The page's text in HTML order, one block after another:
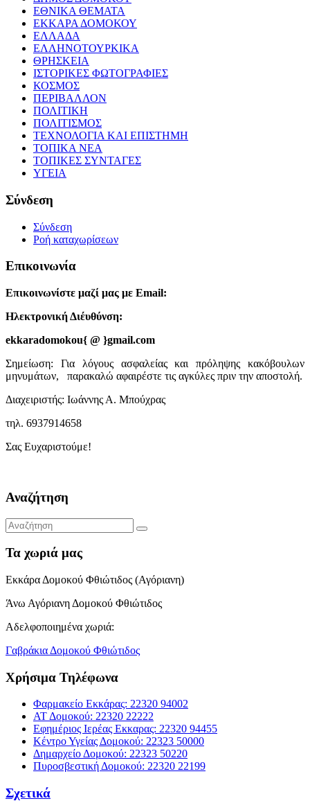
ΕΘΝΙΚΑ ΘΕΜΑΤΑ
ΕΚΚΑΡΑ ΔΟΜΟΚΟΥ
ΕΛΛΑΔΑ
ΕΛΛΗΝΟΤΟΥΡΚΙΚΑ
ΘΡΗΣΚΕΙΑ
ΙΣΤΟΡΙΚΕΣ ΦΩΤΟΓΡΑΦΙΕΣ
ΚΟΣΜΟΣ
ΠΕΡΙΒΑΛΛΟΝ
ΠΟΛΙΤΙΚΗ
ΠΟΛΙΤΙΣΜΟΣ
ΤΕΧΝΟΛΟΓΙΑ ΚΑΙ ΕΠΙΣΤΗΜΗ
ΤΟΠΙΚΑ ΝΕΑ
ΤΟΠΙΚΕΣ ΣΥΝΤΑΓΕΣ
ΥΓΕΙΑ
Σύνδεση
Σύνδεση
Ροή καταχωρίσεων
Επικοινωνία
Επικοινωνίστε μαζί μας με Email:
Ηλεκτρονική Διέυθύνση:
ekkaradomokou{ @ }gmail.com
Σημείωση: Για λόγους ασφαλείας και πρόληψης κακόβουλων
μηνυμάτων, παρακαλώ αφαιρέστε τις αγκύλες πριν την αποστολή.
Διαχειριστής: Ιωάννης Α. Μπούχρας
τηλ. 6937914658
Σας Ευχαριστούμε!
Αναζήτηση
Τα χωριά μας
Εκκάρα Δομοκού Φθιώτιδος (Αγόριανη)
Άνω Αγόριανη Δομοκού Φθιώτιδος
Αδελφοποιημένα χωριά:
Γαβράκια Δομοκού Φθιώτιδος
Χρήσιμα Τηλέφωνα
Φαρμακείο Εκκάρας: 22320 94002
ΑΤ Δομοκού: 22320 22222
Εφημέριος Ιερέας Εκκαρας: 22320 94455
Κέντρο Υγείας Δομοκού: 22323 50000
Δημαρχείο Δομοκού: 22323 50220
Πυροσβεστική Δομοκού: 22320 22199
Σχετικά